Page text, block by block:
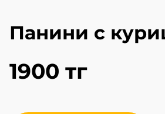
Панини с
1900 тг